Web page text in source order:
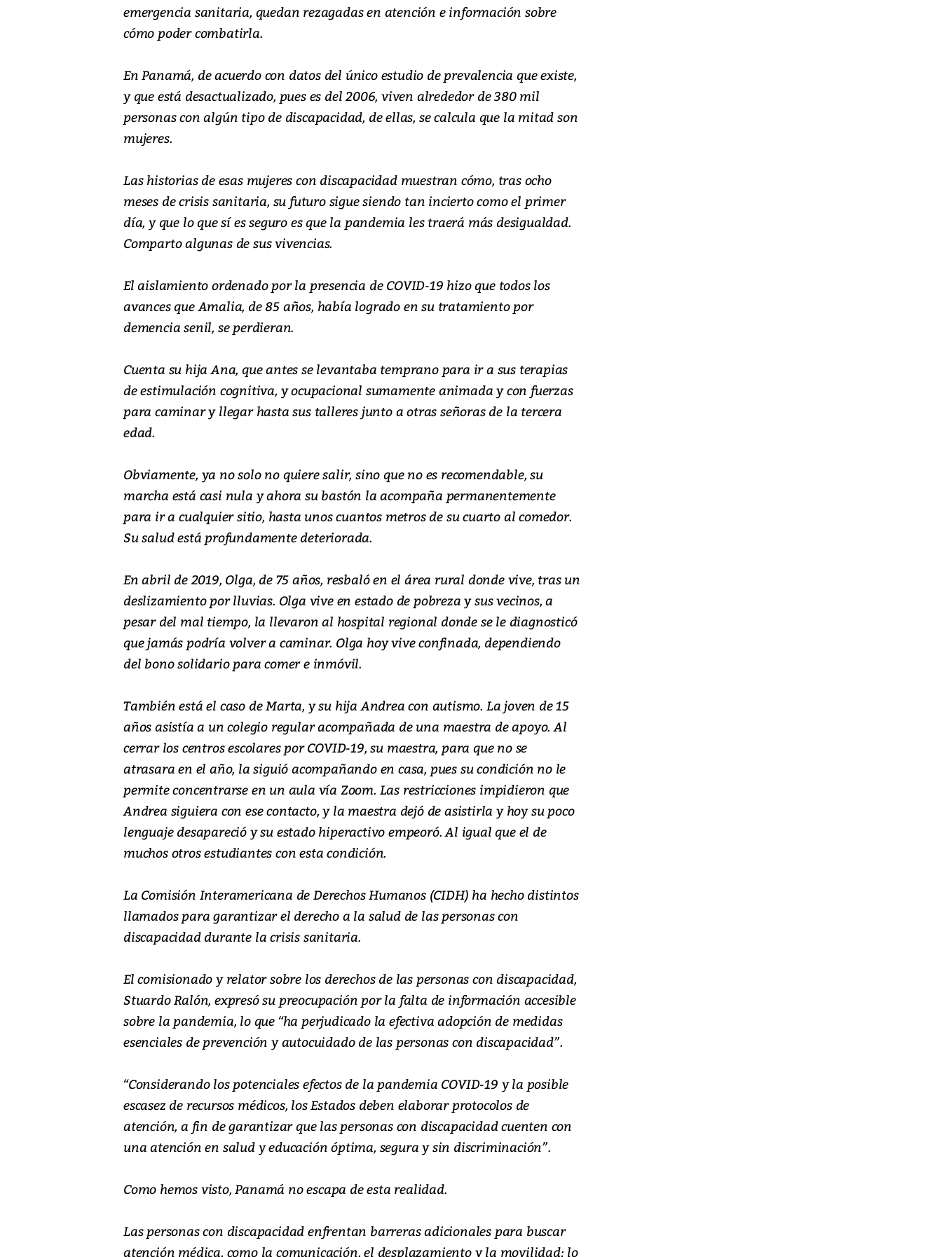
emergencia sanitaria, quedan rezagadas en atención e información sobre
cómo poder combatirla.
En Panamá, de acuerdo con datos del único estudio de prevalencia que existe,
y que está desactualizado, pues es del 2006, viven alrededor de 380 mil
personas con algún tipo de discapacidad, de ellas, se calcula que la mitad son
mujeres.
Las historias de esas mujeres con discapacidad muestran cómo, tras ocho
meses de crisis sanitaria, su futuro sigue siendo tan incierto como el primer
día, y que lo que sí es seguro es que la pandemia les traerá más desigualdad.
Comparto algunas de sus vivencias.
El aislamiento ordenado por la presencia de COVID-19 hizo que todos los
avances que Amalia, de 85 años, había logrado en su tratamiento por
demencia senil, se perdieran.
Cuenta su hija Ana, que antes se levantaba temprano para ir a sus terapias
de estimulación cognitiva, y ocupacional sumamente animada y con fuerzas
para caminar y llegar hasta sus talleres junto a otras señoras de la tercera
edad.
Obviamente, ya no solo no quiere salir, sino que no es recomendable, su
marcha está casi nula y ahora su bastón la acompaña permanentemente
para ir a cualquier sitio, hasta unos cuantos metros de su cuarto al comedor.
Su salud está profundamente deteriorada.
En abril de 2019, Olga, de 75 años, resbaló en el área rural donde vive, tras un
deslizamiento por lluvias. Olga vive en estado de pobreza y sus vecinos, a
pesar del mal tiempo, la llevaron al hospital regional donde se le diagnosticó
que jamás podría volver a caminar. Olga hoy vive confinada, dependiendo
del bono solidario para comer e inmóvil.
También está el caso de Marta, y su hija Andrea con autismo. La joven de 15
años asistía a un colegio regular acompañada de una maestra de apoyo. Al
cerrar los centros escolares por COVID-19, su maestra, para que no se
atrasara en el año, la siguió acompañando en casa, pues su condición no le
permite concentrarse en un aula vía Zoom. Las restricciones impidieron que
Andrea siguiera con ese contacto, y la maestra dejó de asistirla y hoy su poco
lenguaje desapareció y su estado hiperactivo empeoró. Al igual que el de
muchos otros estudiantes con esta condición.
La Comisión Interamericana de Derechos Humanos (CIDH) ha hecho distintos
llamados para garantizar el derecho a la salud de las personas con
discapacidad durante la crisis sanitaria.
El comisionado y relator sobre los derechos de las personas con discapacidad,
Stuardo Ralón, expresó su preocupación por la falta de información accesible
sobre la pandemia, lo que “ha perjudicado la efectiva adopción de medidas
esenciales de prevención y autocuidado de las personas con discapacidad”.
“Considerando los potenciales efectos de la pandemia COVID-19 y la posible
escasez de recursos médicos, los Estados deben elaborar protocolos de
atención, a fin de garantizar que las personas con discapacidad cuenten con
una atención en salud y educación óptima, segura y sin discriminación”.
Como hemos visto, Panamá no escapa de esta realidad.
Las personas con discapacidad enfrentan barreras adicionales para buscar
atención médica, como la comunicación, el desplazamiento y la movilidad; lo